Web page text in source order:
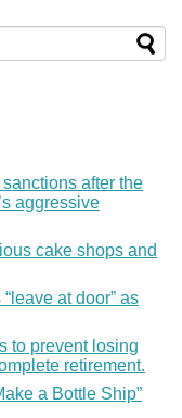
after the
aggressive
cake shops and
at door” as
to prevent losing
retirement.
a Bottle Ship”